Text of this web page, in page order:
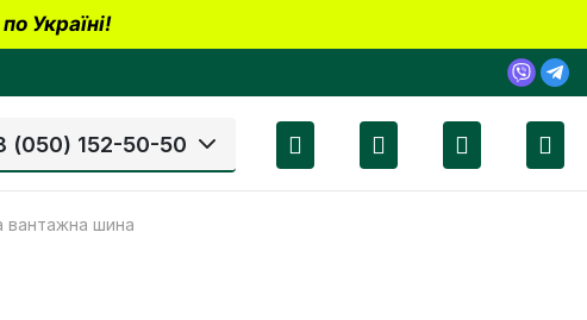
Україні!
(050) 152-50-50
вантажна шина